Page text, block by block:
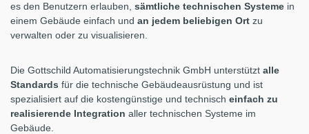
es den Benutzern erlauben, sämtliche technischen Systeme in
einem Gebäude einfach und an jedem beliebigen Ort zu
verwalten oder zu visualisieren.
Die Gottschild Automatisierungstechnik GmbH unterstützt alle
Standards für die technische Gebäudeausrüstung und ist
spezialisiert auf die kostengünstige und technisch einfach zu
realisierende Integration aller technischen Systeme im
Gebäude.